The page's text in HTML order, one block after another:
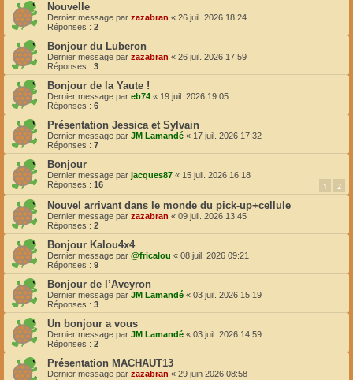
Nouvelle
Dernier message par zazabran « 26 juil. 2026 18:24
Réponses : 2
Bonjour du Luberon
Dernier message par zazabran « 26 juil. 2026 17:59
Réponses : 3
Bonjour de la Yaute !
Dernier message par eb74 « 19 juil. 2026 19:05
Réponses : 6
Présentation Jessica et Sylvain
Dernier message par JM Lamandé « 17 juil. 2026 17:32
Réponses : 7
Bonjour
Dernier message par jacques87 « 15 juil. 2026 16:18
Réponses : 16 1 2
Nouvel arrivant dans le monde du pick-up+cellule
Dernier message par zazabran « 09 juil. 2026 13:45
Réponses : 2
Bonjour Kalou4x4
Dernier message par @fricalou « 08 juil. 2026 09:21
Réponses : 9
Bonjour de l’Aveyron
Dernier message par JM Lamandé « 03 juil. 2026 15:19
Réponses : 3
Un bonjour a vous
Dernier message par JM Lamandé « 03 juil. 2026 14:59
Réponses : 2
Présentation MACHAUT13
Dernier message par zazabran « 29 juin 2026 08:58